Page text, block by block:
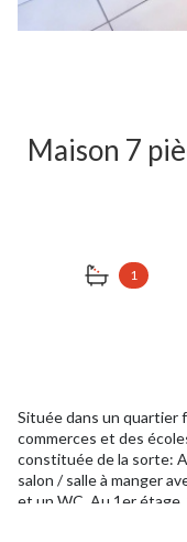
Maison 7 pièce(s) 5 chambre(s) 132
1
Située dans un quartier
commerces et des
constituée de la sorte:
salon / salle à manger
et un WC. Au 1er étage,